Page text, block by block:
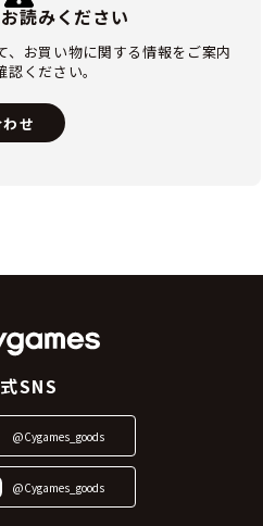
読みください
、お買い物に関する情報をご案内
ください。
せ
SNS
@Cygames_goods
@Cygames_goods